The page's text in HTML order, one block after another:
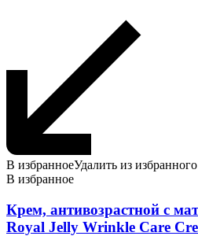
В избранноеУдалить из избранного
В избранное
Крем, антивозрастной с
Royal Jelly Wrinkle Care